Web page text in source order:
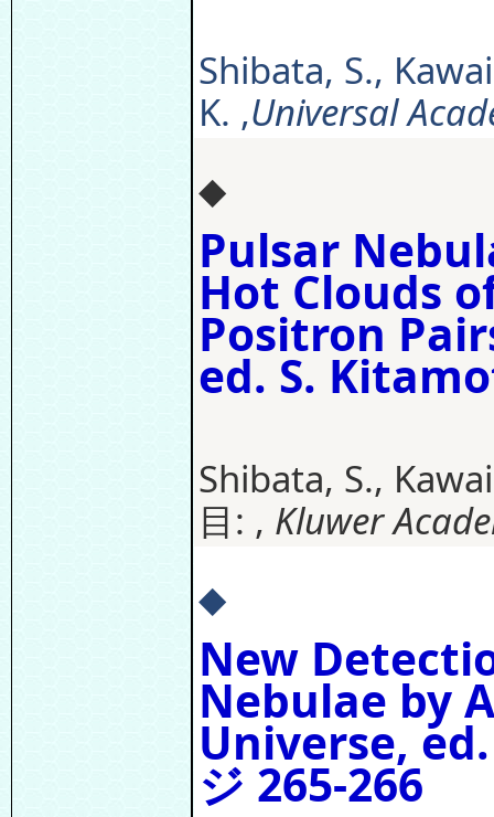
Shibata, S.,
K. ,Universal
◆
Pulsar
Hot Clouds
Positron
ed. S.
Shibata, S.,
目: , Kluwer
◆
New
Nebulae by
Universe,
ジ 265-266